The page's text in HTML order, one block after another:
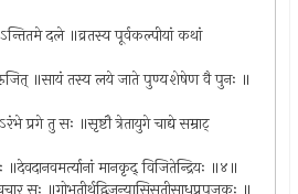
दले ॥व्रतस्य पूर्वकल्पीयां कथां
॥सायं तस्य लये जाते पुण्यशेषेण वै पुनः ॥
प्रगे तु सः ॥सृष्टौ त्रेतायुगे चाद्ये सम्राट्
मानकृद् विजितेन्द्रियः ॥४॥